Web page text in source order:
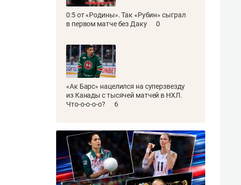
0:5 от «Родины». Так «Рубин» сыграл
в первом матче без Даку
0
«Ак Барс» нацелился на суперзвезду
из Канады с тысячей матчей в НХЛ.
Что-о-о-о-о?
6